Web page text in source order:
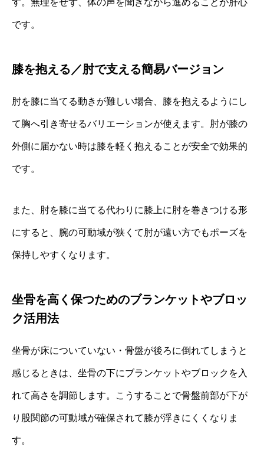
す。無理をせず、体の声を聞きながら進めることが肝心
です。
膝を抱える／肘で支える簡易バージョン
肘を膝に当てる動きが難しい場合、膝を抱えるようにし
て胸へ引き寄せるバリエーションが使えます。肘が膝の
外側に届かない時は膝を軽く抱えることが安全で効果的
です。
また、肘を膝に当てる代わりに膝上に肘を巻きつける形
にすると、腕の可動域が狭くて肘が遠い方でもポーズを
保持しやすくなります。
坐骨を高く保つためのブランケットやブロッ
ク活用法
坐骨が床についていない・骨盤が後ろに倒れてしまうと
感じるときは、坐骨の下にブランケットやブロックを入
れて高さを調節します。こうすることで骨盤前部が下が
り股関節の可動域が確保されて膝が浮きにくくなりま
す。